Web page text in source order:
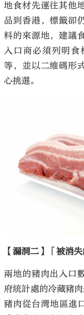
地食材先運往其他
品到香港，標籤卻
料的來源地，建議
入口商必須列明食
等，並以二維碼形
心挑選。
【漏洞二】「被消
兩地的豬肉出入口
府統計處的冷藏豬
豬肉從台灣地區進